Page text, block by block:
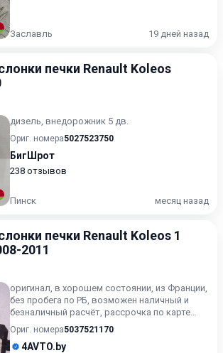
Заславль 19 дней назад
печки Renault Koleos
дизель, внедорожник 5 дв.
Ориг. номера5027523750
БигШрот
238 отзывов
Пинск месяц назад
печки Renault Koleos 1
2011
оригинал, в хорошем состоянии, из Франции,
без пробега по РБ, возможен наличный и
безналичный расчёт, рассрочка по карте
Халва, поможем с ус...
Ориг. номера5037521170
4AVTO.by